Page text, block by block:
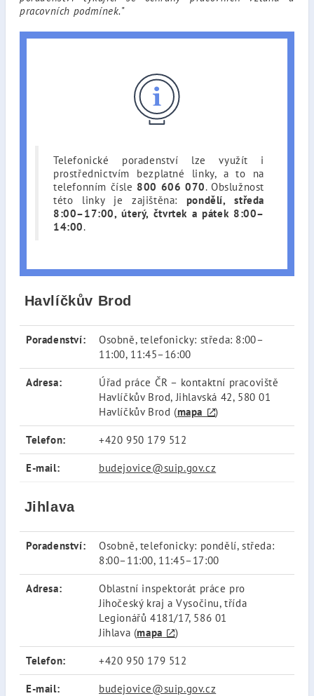
pracovních podmínek."
Telefonické poradenství lze využít i
prostřednictvím bezplatné linky, a to na
telefonním čísle 800 606 070. Obslužnost
této linky je zajištěna: pondělí, středa
8:00–17:00, úterý, čtvrtek a pátek 8:00–
14:00.
Havlíčkův Brod
Poradenství:
Osobně, telefonicky: středa: 8:00–
11:00, 11:45–16:00
Adresa:
Úřad práce ČR – kontaktní pracoviště
Havlíčkův Brod, Jihlavská 42, 580 01
Havlíčkův Brod (mapa )
Telefon: +420 950 179 512
E-mail: budejovice@suip.gov.cz
Jihlava
Poradenství:
Osobně, telefonicky: pondělí, středa:
8:00–11:00, 11:45–17:00
Adresa:
Oblastní inspektorát práce pro
Jihočeský kraj a Vysočinu, třída
Legionářů 4181/17, 586 01
Jihlava (mapa )
Telefon: +420 950 179 512
E-mail: budejovice@suip.gov.cz